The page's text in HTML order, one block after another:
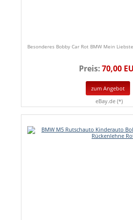
Besonderes Bobby Car Rot BMW Mein
Preis:70,00
zum Angebot
eBay.de (*)